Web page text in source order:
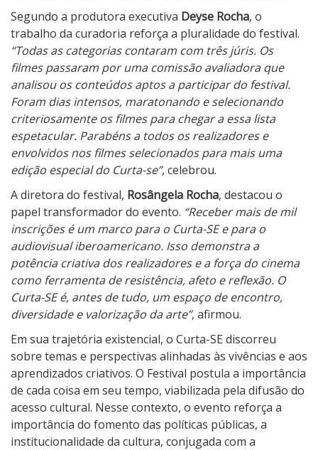
g
e
n
t
e
S
e
c
r
e
t
o
”
e
s
h
o
w
e
A
l
i
c
e
Segundo a produtora executiva Deyse Rocha, o
trabalho da curadoria reforça a pluralidade do festival.
“Todas as categorias contaram com três júris. Os
filmes passaram por uma comissão avaliadora que
analisou os conteúdos aptos a participar do festival.
Foram dias intensos, maratonando e selecionando
criteriosamente os filmes para chegar a essa lista
espetacular. Parabéns a todos os realizadores e
envolvidos nos filmes selecionados para mais uma
edição especial do Curta-se”, celebrou.
A diretora do festival, Rosângela Rocha, destacou o
papel transformador do evento. “Receber mais de mil
inscrições é um marco para o Curta-SE e para o
audiovisual iberoamericano. Isso demonstra a
potência criativa dos realizadores e a força do cinema
como ferramenta de resistência, afeto e reflexão. O
Curta-SE é, antes de tudo, um espaço de encontro,
diversidade e valorização da arte”, afirmou.
Em sua trajetória existencial, o Curta-SE discorreu
sobre temas e perspectivas alinhadas às vivências e aos
aprendizados criativos. O Festival postula a importância
de cada coisa em seu tempo, viabilizada pela difusão do
acesso cultural. Nesse contexto, o evento reforça a
importância do fomento das políticas públicas, a
institucionalidade da cultura, conjugada com a